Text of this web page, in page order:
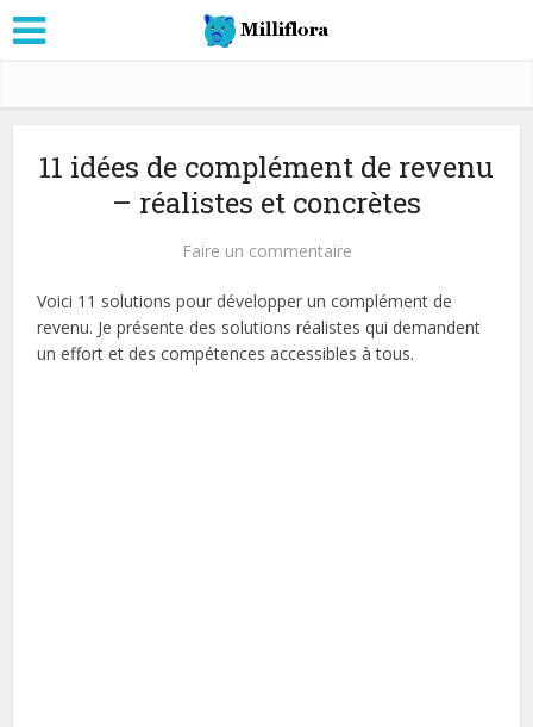
11 idées de complément de revenu
– réalistes et concrètes
Faire un commentaire
Voici 11 solutions pour développer un complément de
revenu. Je présente des solutions réalistes qui demandent
un effort et des compétences accessibles à tous.